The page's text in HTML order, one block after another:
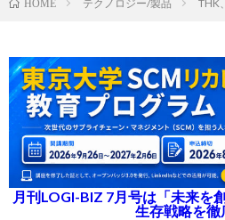
HOME テクノロジー/製品 THK
月刊LOGI-BIZ 7月号は「未来を
生存戦略を徹